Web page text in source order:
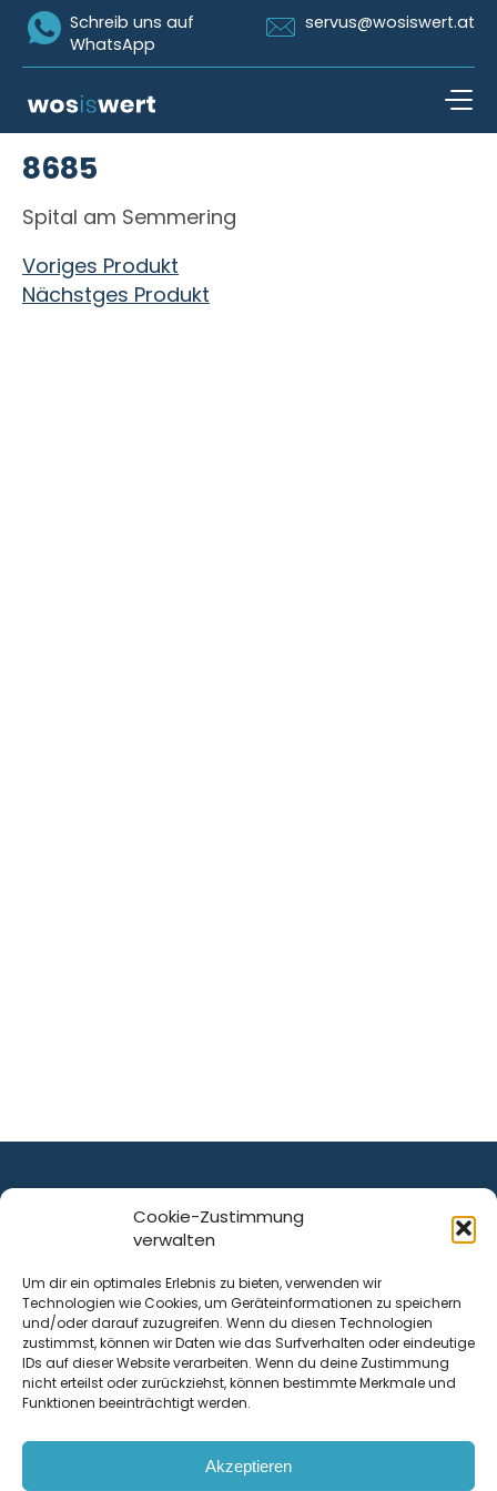
Cookie-Zustimmung
verwalten
Um dir ein optimales Erlebnis zu bieten, verwenden wir
Technologien wie Cookies, um Geräteinformationen zu speichern
und/oder darauf zuzugreifen. Wenn du diesen Technologien
zustimmst, können wir Daten wie das Surfverhalten oder eindeutige
IDs auf dieser Website verarbeiten. Wenn du deine Zustimmung
nicht erteilst oder zurückziehst, können bestimmte Merkmale und
Funktionen beeinträchtigt werden.
Akzeptieren
Icon Whatsapp
Schreib uns auf
WhatsApp
Icon Email
servus@wosiswert.at
8685
Spital am Semmering
Beitragsnavigation
Voriges Produkt
Nächstges Produkt
ist ein Service von
Krenn Real GmbH
Tischlerstraße 12
4050Traun| Österreich
Kontakt